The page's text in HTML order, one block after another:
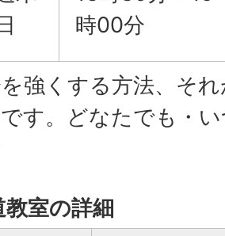
時00分
強くする方法、そ
です。どなたでも・
室の詳細